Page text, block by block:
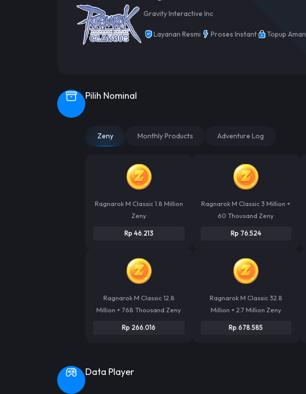
Gravity Interactive Inc
Layanan Resmi Proses Instant Topup Aman
Pilih Nominal
Zeny Monthly Products Adventure Log
Ragnarok M Classic 1.8 Million
Zeny
Rp 46.213
Ragnarok M Classic 3 Million +
60 Thousand Zeny
Rp 76.524
Ragnarok M Classic 12.8
Million + 768 Thousand Zeny
Rp 266.016
Ragnarok M Classic 32.8
Million + 2.7 Million Zeny
Rp 678.585
Data Player